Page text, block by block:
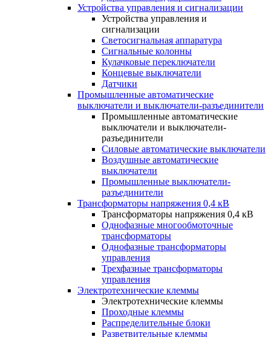
Устройства управления и сигнализации
Устройства управления и
сигнализации
Светосигнальная аппаратура
Сигнальные колонны
Кулачковые переключатели
Концевые выключатели
Датчики
Промышленные автоматические
выключатели и выключатели-разъединители
Промышленные автоматические
выключатели и выключатели-
разъединители
Силовые автоматические выключатели
Воздушные автоматические
выключатели
Промышленные выключатели-
разъединители
Трансформаторы напряжения 0,4 кВ
Трансформаторы напряжения 0,4 кВ
Однофазные многообмоточные
трансформаторы
Однофазные трансформаторы
управления
Трехфазные трансформаторы
управления
Электротехнические клеммы
Электротехнические клеммы
Проходные клеммы
Распределительные блоки
Разветвительные клеммы